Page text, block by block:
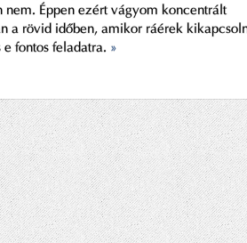
Éppen ezért vágyom koncentrált
a rövid időben, amikor ráérek
fontos feladatra. »